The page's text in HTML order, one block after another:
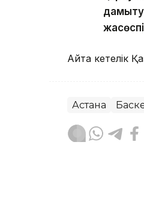
Айта кетелік
Астана